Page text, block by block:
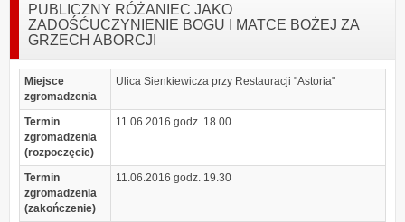
PUBLICZNY RÓŻANIEC JAKO
ZADOŚĆUCZYNIENIE BOGU I MATCE BOŻEJ ZA
GRZECH ABORCJI
Miejsce
zgromadzenia
Ulica Sienkiewicza przy Restauracji "Astoria"
Termin
zgromadzenia
(rozpoczęcie)
11.06.2016 godz. 18.00
Termin
zgromadzenia
(zakończenie)
11.06.2016 godz. 19.30